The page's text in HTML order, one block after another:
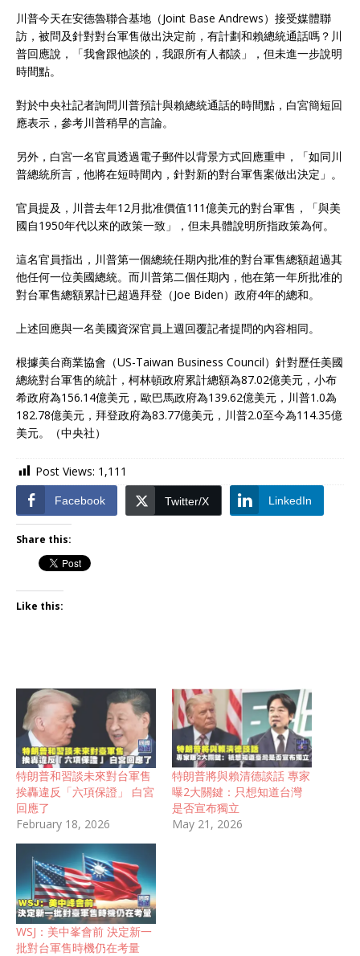
川普今天在安德魯聯合基地（Joint Base Andrews）接受媒體聯
訪，被問及針對對台軍售做出決定前，有計劃和賴總統通話嗎？川
普回應說，「我會跟他談的，我跟所有人都談」，但未進一步說明
時間點。
對於中央社記者詢問川普預計與賴總統通話的時間點，白宮簡短回
應表示，參考川普稍早的言論。
另外，白宮一名官員透過電子郵件以背景方式回應重申，「如同川
普總統所言，他將在短時間內，針對新的對台軍售案做出決定」。
官員提及，川普去年12月批准價值111億美元的對台軍售，「與美
國自1950年代以來的政策一致」，但未具體說明所指政策為何。
這名官員指出，川普第一個總統任期內批准的對台軍售總額超過其
他任何一位美國總統。而川普第二個任期內，他在第一年所批准的
對台軍售總額累計已超過拜登（Joe Biden）政府4年的總和。
上述回應與一名美國資深官員上週回覆記者提問的內容相同。
根據美台商業協會（US-Taiwan Business Council）針對歷任美國
總統對台軍售的統計，柯林頓政府累計總額為87.02億美元，小布
希政府為156.14億美元，歐巴馬政府為139.62億美元，川普1.0為
182.78億美元，拜登政府為83.77億美元，川普2.0至今為114.35億
美元。（中央社）
Post Views: 1,111
Facebook Twitter/X LinkedIn
Share this:
Like this:
特朗普和習談未來對台軍售
挨轟違反「六項保證」 白宮
回應了
February 18, 2026
特朗普將與賴清德談話 專家
曝2大關鍵：只想知道台灣
是否宣布獨立
May 21, 2026
WSJ：美中峯會前 決定新一
批對台軍售時機仍在考量